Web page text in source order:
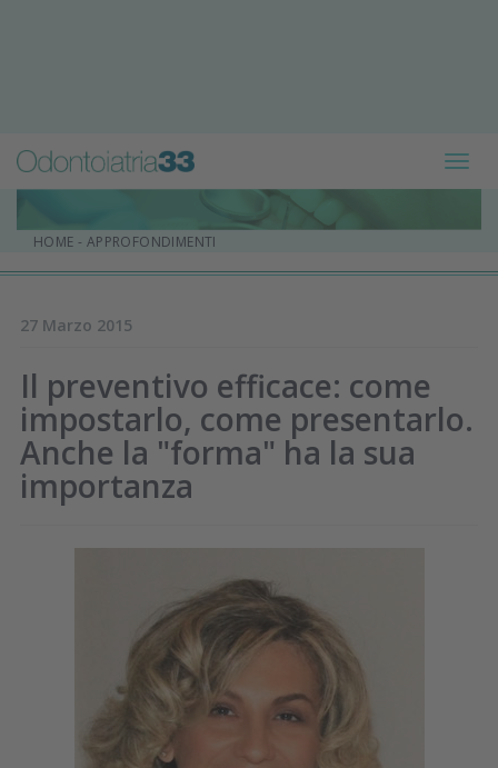
HOME - APPROFONDIMENTI
27 Marzo 2015
Il preventivo efficace: come
impostarlo, come presentarlo.
Anche la "forma" ha la sua
importanza